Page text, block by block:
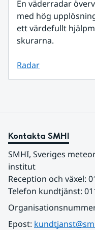
En väderradar
med hög
ett värdefullt
skurarna.
Radar
Kontakta SMHI
SMHI, Sveriges
institut
Reception och växel:
Telefon kundtjänst:
Epost: